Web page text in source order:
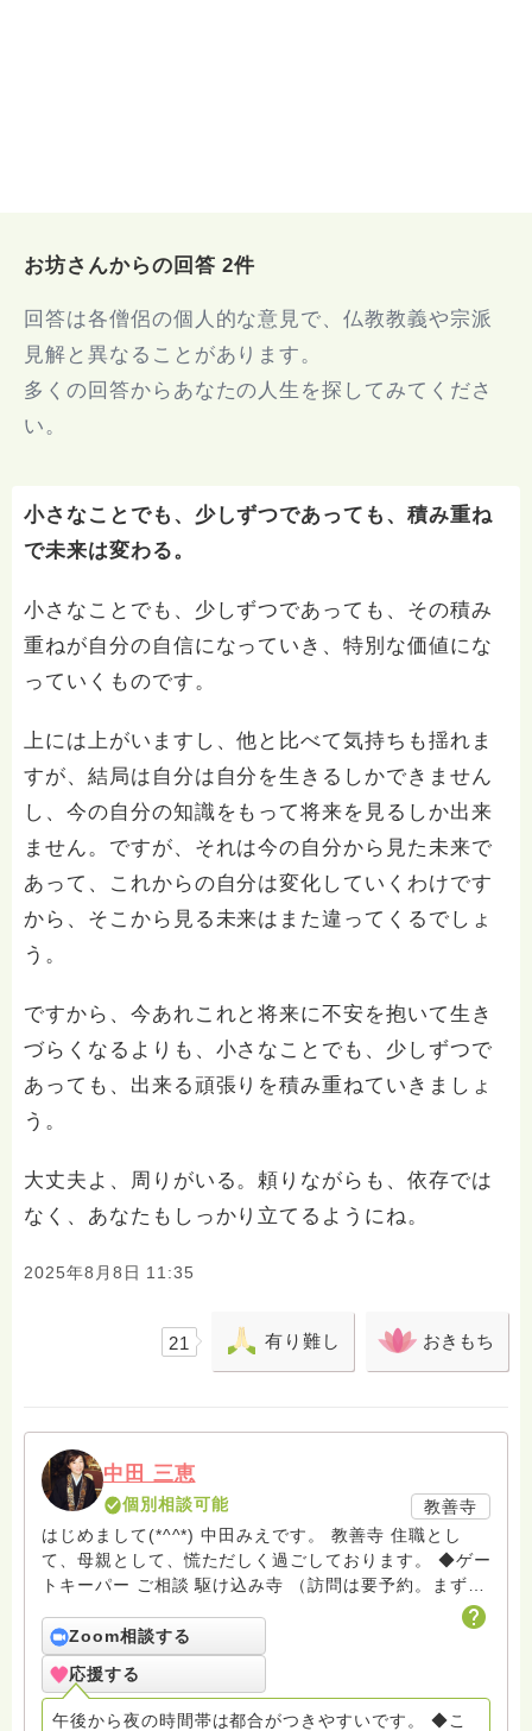
お坊さんからの回答 2件
回答は各僧侶の個人的な意見で、仏教教義や宗派
見解と異なることがあります。
多くの回答からあなたの人生を探してみてくださ
い。
小さなことでも、少しずつであっても、積み重ね
で未来は変わる。
小さなことでも、少しずつであっても、その積み
重ねが自分の自信になっていき、特別な価値にな
っていくものです。
上には上がいますし、他と比べて気持ちも揺れま
すが、結局は自分は自分を生きるしかできません
し、今の自分の知識をもって将来を見るしか出来
ません。ですが、それは今の自分から見た未来で
あって、これからの自分は変化していくわけです
から、そこから見る未来はまた違ってくるでしょ
う。
ですから、今あれこれと将来に不安を抱いて生き
づらくなるよりも、小さなことでも、少しずつで
あっても、出来る頑張りを積み重ねていきましょ
う。
大丈夫よ、周りがいる。頼りながらも、依存では
なく、あなたもしっかり立てるようにね。
2025年8月8日 11:35
21 有り難し おきもち
中田 三恵
個別相談可能
教善寺
はじめまして(*^^*) 中田みえです。 教善寺 住職とし
て、母親として、慌ただしく過ごしております。 ◆ゲー
トキーパー ご相談 駆け込み寺 （訪問は要予約。まずは
ターミナルケア、看取り、グリーフケア、希死念慮、自
死、産前産後うつ、育児、DV、デートDV、トラウマ、
PTSD、傾聴トレーナー、手話、要約筆記、行政相談
員、女性支援員、小学校 中学校支援員としても、ケア
Zoom相談する
応援する
午後から夜の時間帯は都合がつきやすいです。 ◆こ